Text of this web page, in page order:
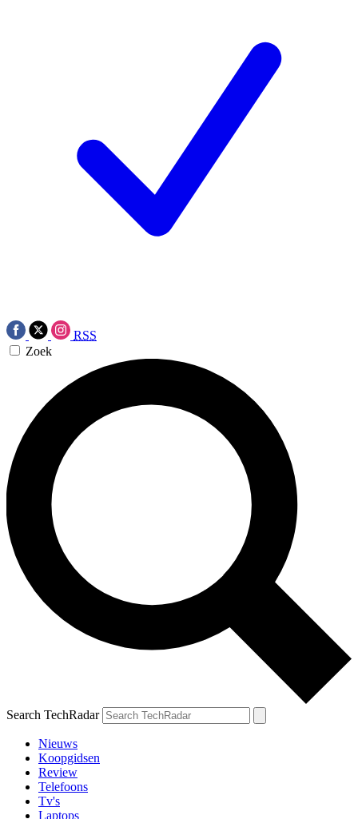
RSS
Zoek
Search TechRadar
Nieuws
Koopgidsen
Review
Telefoons
Tv's
Laptops